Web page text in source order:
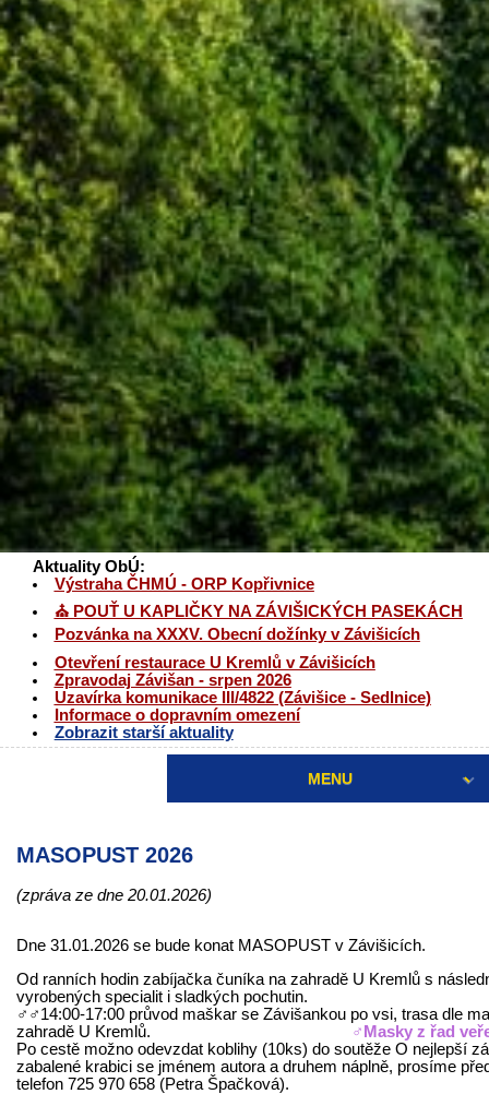
Aktuality ObÚ:
Výstraha ČHMÚ - ORP Kopřivnice
⛪ POUŤ U KAPLIČKY NA ZÁVIŠICKÝCH PASEKÁCH
Pozvánka na XXXV. Obecní dožínky v Závišicích
Otevření restaurace U Kremlů v Závišicích
Zpravodaj Závišan - srpen 2026
Uzavírka komunikace III/4822 (Závišice - Sedlnice)
Informace o dopravním omezení
Zobrazit starší aktuality
MENU
MASOPUST 2026
(zpráva ze dne 20.01.2026)
Dne 31.01.2026 se bude konat MASOPUST v Závišicích.
Od ranních hodin zabíjačka čuníka na zahradě U Kremlů s
vyrobených specialit i sladkých pochutin.
‍♂️‍♂️14:00-17:00 průvod maškar se Závišankou po vsi, trasa dle
zahradě U Kremlů.
‍♂️ Masky z řad
Po cestě možno odevzdat koblihy (10ks) do soutěže O nejlepší
zabalené krabici se jménem autora a druhem náplně, prosíme
telefon 725 970 658 (Petra Špačková).